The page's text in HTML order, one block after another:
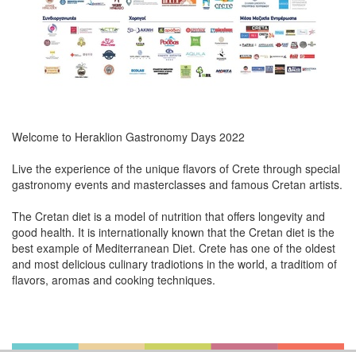
Welcome to Heraklion Gastronomy Days 2022
Live the experience of the unique flavors of Crete through special
gastronomy events and masterclasses and famous Cretan artists.
The Cretan diet is a model of nutrition that offers longevity and
good health. It is internationally known that the Cretan diet is the
best example of Mediterranean Diet. Crete has one of the oldest
and most delicious culinary tradiotions in the world, a traditiom of
flavors, aromas and cooking techniques.